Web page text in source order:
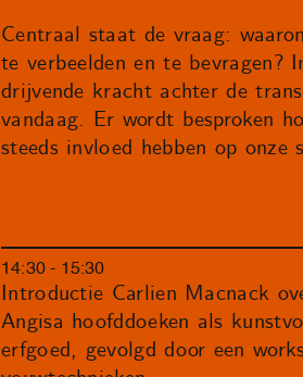
Centraal staat de vraag:
te verbeelden en te bevragen?
drijvende kracht achter de
vandaag. Er wordt besproken
steeds invloed hebben op onze
14:30 - 15:30
Introductie Carlien Macnack
Angisa hoofddoeken als
erfgoed, gevolgd door een